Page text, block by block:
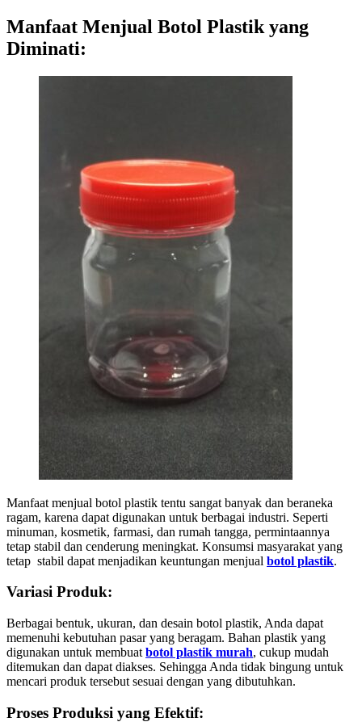
Manfaat Menjual Botol Plastik yang
Diminati:
Manfaat menjual botol plastik tentu sangat banyak dan beraneka
ragam, karena dapat digunakan untuk berbagai industri. Seperti
minuman, kosmetik, farmasi, dan rumah tangga, permintaannya
tetap stabil dan cenderung meningkat. Konsumsi masyarakat yang
tetap stabil dapat menjadikan keuntungan menjual botol plastik.
Variasi Produk:
Berbagai bentuk, ukuran, dan desain botol plastik, Anda dapat
memenuhi kebutuhan pasar yang beragam. Bahan plastik yang
digunakan untuk membuat botol plastik murah, cukup mudah
ditemukan dan dapat diakses. Sehingga Anda tidak bingung untuk
mencari produk tersebut sesuai dengan yang dibutuhkan.
Proses Produksi yang Efektif: